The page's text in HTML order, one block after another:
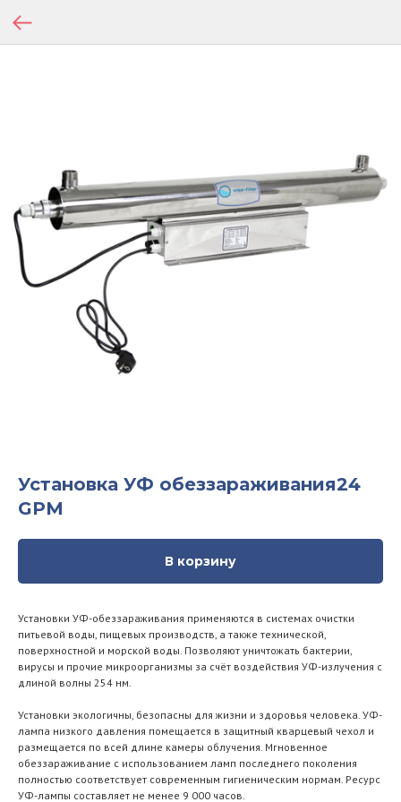
Установка УФ обеззараживания24
GPM
В корзину
Установки УФ-обеззараживания применяются в системах очистки
питьевой воды, пищевых производств, а также технической,
поверхностной и морской воды. Позволяют уничтожать бактерии,
вирусы и прочие микроорганизмы за счёт воздействия УФ-излучения с
длиной волны 254 нм.
Установки экологичны, безопасны для жизни и здоровья человека. УФ-
лампа низкого давления помещается в защитный кварцевый чехол и
размещается по всей длине камеры облучения. Мгновенное
обеззараживание с использованием ламп последнего поколения
полностью соответствует современным гигиеническим нормам. Ресурс
УФ-лампы составляет не менее 9 000 часов.